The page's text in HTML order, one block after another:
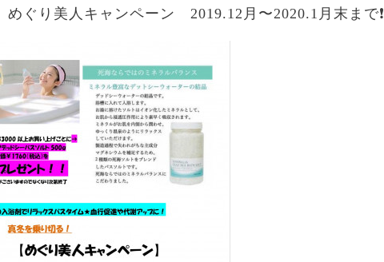
めぐり美人キャンペーン 2019.12月〜2020.1月末まで❗️